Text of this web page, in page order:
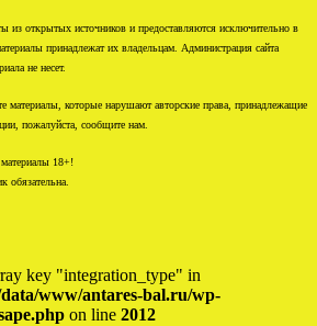
из открытых источников и предоставляются исключительно в
принадлежат их владельцам. Администрация сайта
не несет.
материалы, которые нарушают авторские права, принадлежащие
пожалуйста, сообщите нам.
18+!
обязательна.
key "integration_type" in
www/antares-bal.ru/wp-
on line 2012